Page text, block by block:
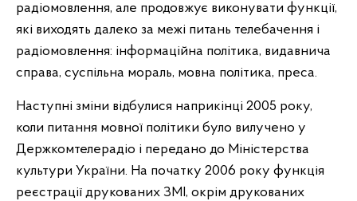
радіомовлення, але продовжує виконувати функції,
які виходять далеко за межі питань телебачення і
радіомовлення: інформаційна політика, видавнича
справа, суспільна мораль, мовна політика, преса.
Наступні зміни відбулися наприкінці 2005 року,
коли питання мовної політики було вилучено у
Держкомтелерадіо і передано до Міністерства
культури України. На початку 2006 року функція
реєстрації друкованих ЗМІ, окрім друкованих